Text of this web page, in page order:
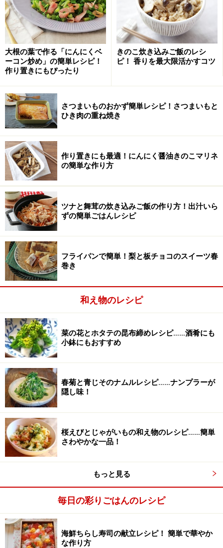
2
塩を振って軽く混ぜ、10分程度おく。
１のズッキーニに塩を振って軽く混ぜ、10分程度おいて
しっかり塩味をなじませ、水気を切る。
酢、ごま油、すり白ごまを合わせたボウルに2のズッキ
ーニを入れて和える。
大根の葉で作る「にんにくベ
ーコン炒め」の簡単レシピ！
作り置きにもぴったり
きのこ炊き込みご飯のレシ
ピ！ 香りを最大限活かすコツ
さつまいものおかず簡単レシピ！さつまいもと
ひき肉の重ね焼き
作り置きにも最適！にんにく醤油きのこマリネ
の簡単な作り方
ツナと舞茸の炊き込みご飯の作り方！出汁いら
ずの簡単ごはんレシピ
フライパンで簡単！梨と板チョコのスイーツ春
巻き
和え物のレシピ
菜の花とホタテの昆布締めレシピ……酒肴にも
小鉢にもおすすめ
春菊と青じそのナムルレシピ……ナンプラーが
隠し味！
桜えびとじゃがいもの和え物のレシピ……簡単
さわやかな一品！
もっと見る
毎日の彩りごはんのレシピ
海鮮ちらし寿司の献立レシピ！ 簡単で華やか
な作り方